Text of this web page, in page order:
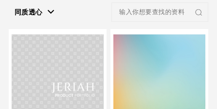
同质透心